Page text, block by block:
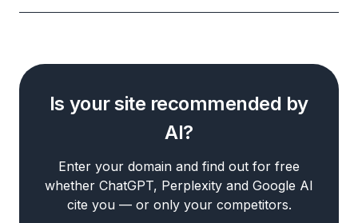
Is your site recommended by
AI?
Enter your domain and find out for free
whether ChatGPT, Perplexity and Google AI
cite you — or only your competitors.